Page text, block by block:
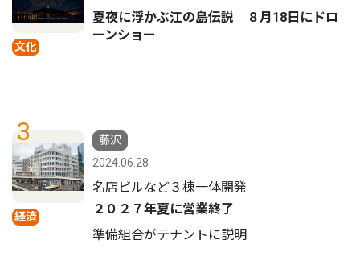
文化
夏夜に浮かぶ江の島伝説 ８月18日にドロ
ーンショー
3
経済
藤沢
2024.06.28
名店ビルなど３棟一体開発
２０２７年夏に営業終了
準備組合がテナントに説明